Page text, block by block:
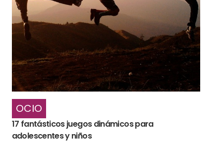
OCIO
17 fantásticos juegos dinámicos para
adolescentes y niños